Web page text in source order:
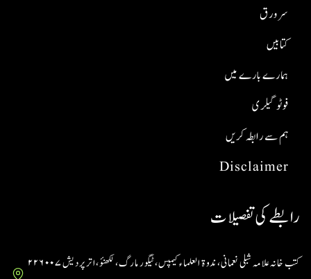
Disclaimer
ہم سے رابطہ کریں
فوٹو گیلری
ہمارے بارے میں
کتابیں
سر ورق
رابطے کی تفصیلات
کتب خانہ علامہ شبلی نعمانی، ندوۃ العلماء کیمپس، ٹیگور مارگ، لکھنؤ، اتر پردیش ۲۲۶۰۰۷